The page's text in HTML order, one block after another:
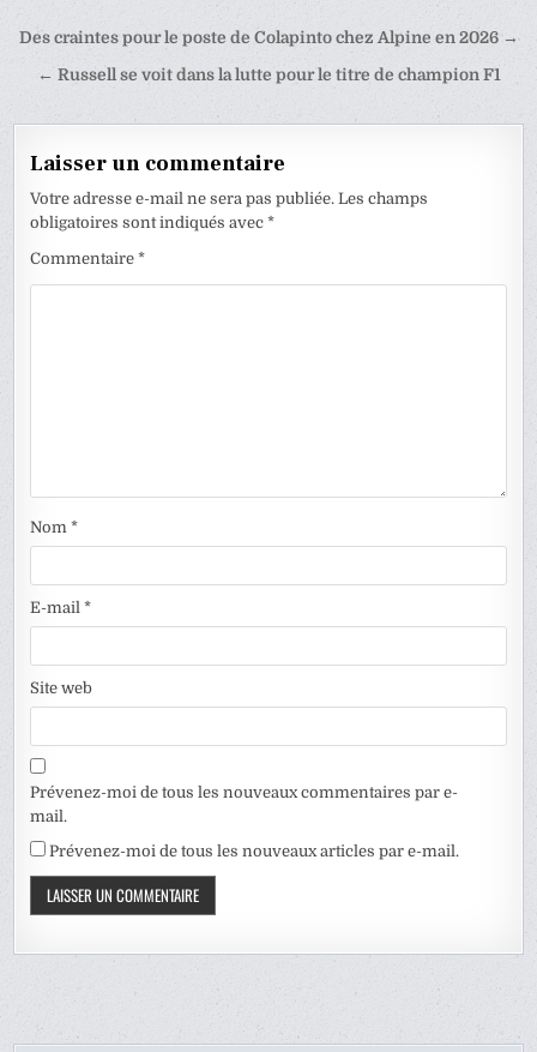
Navigation
de
Des craintes pour le poste de Colapinto chez Alpine en 2026 →
← Russell se voit dans la lutte pour le titre de champion F1
Laisser un commentaire
Votre adresse e-mail ne sera pas publiée. Les champs
obligatoires sont indiqués avec*
Commentaire*
Nom*
E-mail*
Site web
Prévenez-moi de tous les nouveaux commentaires par e-
mail.
Prévenez-moi de tous les nouveaux articles par e-mail.